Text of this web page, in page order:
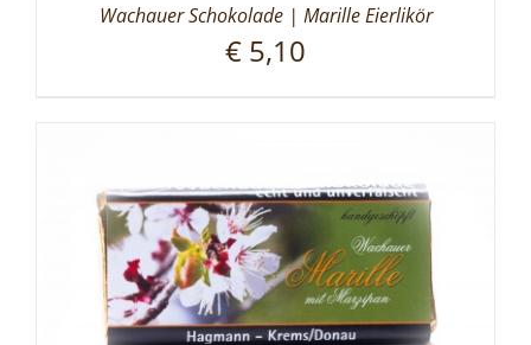
Wachauer Schokolade | Marille Eierlikör
€ 5,10